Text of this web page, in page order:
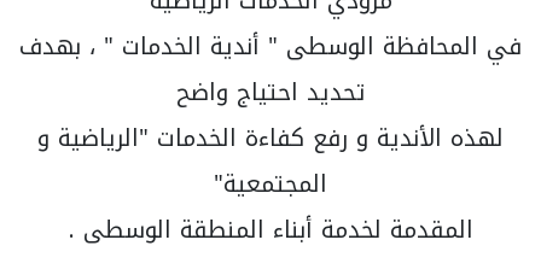
في المحافظة الوسطى " أندية الخدمات " ، بهدف
تحديد احتياج واضح
لهذه الأندية و رفع كفاءة الخدمات "الرياضية و
المجتمعية"
المقدمة لخدمة أبناء المنطقة الوسطى .